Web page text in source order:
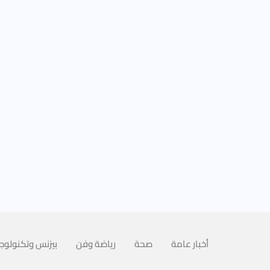
أخبار عامة صحة رياضة وفن بيزنس